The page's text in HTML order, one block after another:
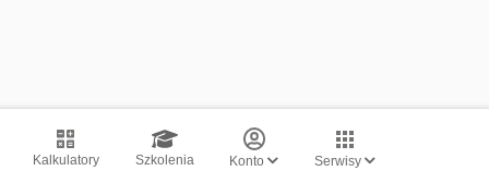
Kalkulatory Szkolenia Konto Serwisy